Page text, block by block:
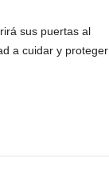
sus puertas al
a cuidar y proteger